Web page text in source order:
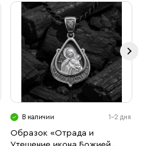
В наличии 1-2 дня
Образок «Отрада и